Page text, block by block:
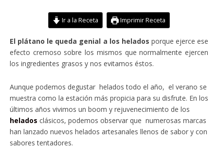
Ir a la Receta Imprimir Receta
El plátano le queda genial a los helados porque ejerce ese
efecto cremoso sobre los mismos que normalmente ejercen
los ingredientes grasos y nos evitamos éstos.
Aunque podemos degustar helados todo el año, el verano se
muestra como la estación más propicia para su disfrute. En los
últimos años vivimos un boom y rejuvenecimiento de los
helados clásicos, podemos observar que numerosas marcas
han lanzado nuevos helados artesanales llenos de sabor y con
sabores tentadores.